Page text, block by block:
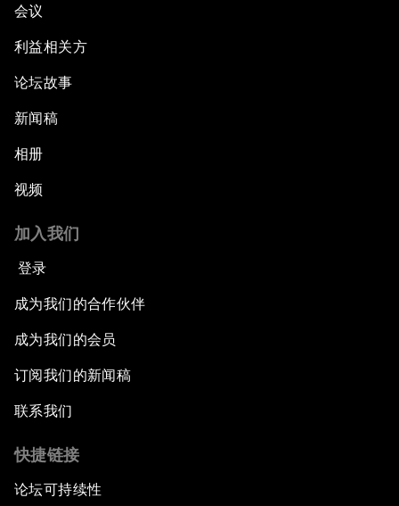
会议
利益相关方
论坛故事
新闻稿
相册
视频
加入我们
登录
成为我们的合作伙伴
成为我们的会员
订阅我们的新闻稿
联系我们
快捷链接
论坛可持续性